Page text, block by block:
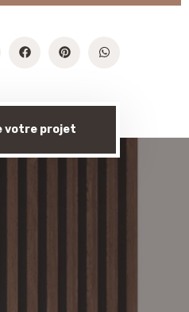
votre projet